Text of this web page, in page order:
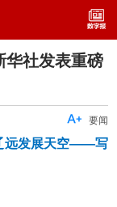
华社发表重磅
要闻

远发展天空——写